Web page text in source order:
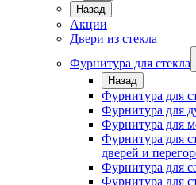
Назад
Акции
Двери из стекла
Фурнитура для стекла
Назад
Фурнитура для
Фурнитура для
Фурнитура для
Фурнитура для
дверей и
Фурнитура для
Фурнитура для